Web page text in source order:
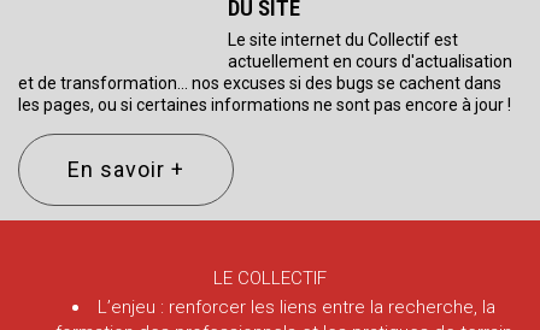
DU SITE
Le site internet du Collectif est
actuellement en cours d'actualisation
et de transformation... nos excuses si des bugs se cachent dans
les pages, ou si certaines informations ne sont pas encore à jour !
En savoir +
LE COLLECTIF
L’enjeu : renforcer les liens entre la recherche, la